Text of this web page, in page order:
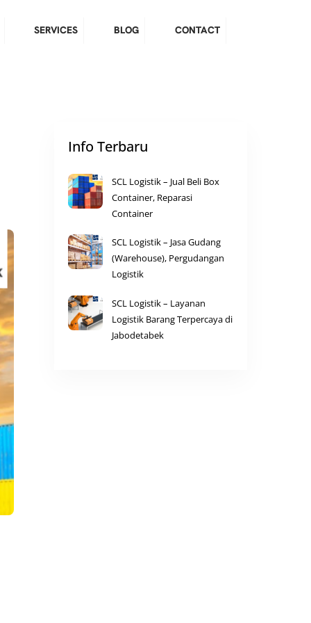
SERVICES BLOG CONTACT
Info Terbaru
SCL Logistik – Jual Beli Box
Container, Reparasi
Container
SCL Logistik – Jasa Gudang
(Warehouse), Pergudangan
Logistik
SCL Logistik – Layanan
Logistik Barang Terpercaya di
Jabodetabek